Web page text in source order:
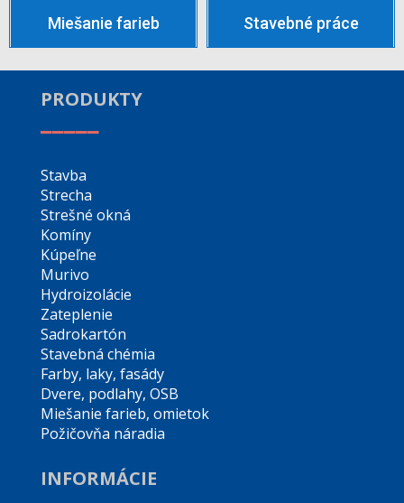
Miešanie farieb Stavebné práce
PRODUKTY
Stavba
Strecha
Strešné okná
Komíny
Kúpeľne
Murivo
Hydroizolácie
Zateplenie
Sadrokartón
Stavebná chémia
Farby, laky, fasády
Dvere, podlahy, OSB
Miešanie farieb, omietok
Požičovňa náradia
INFORMÁCIE